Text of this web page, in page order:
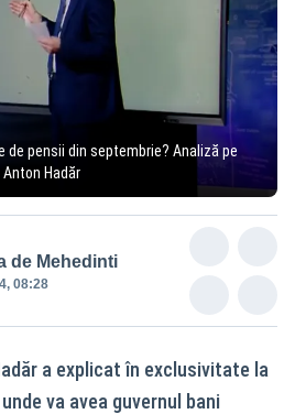
de pensii din septembrie? Analiză pe
Hadăr
de Mehedinti
08:28
a explicat în exclusivitate la
va avea guvernul bani